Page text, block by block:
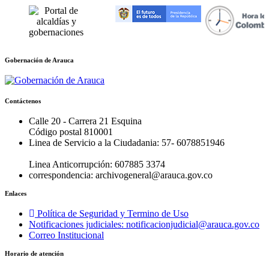
Gobernación de Arauca
Contáctenos
Calle 20 - Carrera 21 Esquina
Código postal 810001
Linea de Servicio a la Ciudadania: 57- 6078851946
Linea Anticorrupción: 607885 3374
correspondencia: archivogeneral@arauca.gov.co
Enlaces
Política de Seguridad y Termino de Uso
Notificaciones judiciales: notificacionjudicial@arauca.gov.co
Correo Institucional
Horario de atención